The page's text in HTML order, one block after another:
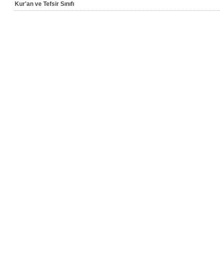
Kur'an ve Tefsir Sınıfı